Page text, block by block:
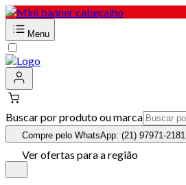
Menu
Buscar por produto ou marca
Compre pelo WhatsApp: (21) 97971-2181
Ver ofertas para a região